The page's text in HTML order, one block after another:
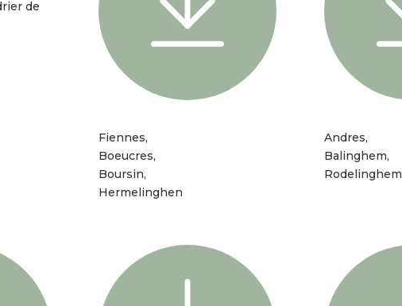
de
Fiennes,
Boeucres,
Boursin,
Hermelinghen
Andres,
Balinghem,
Rodelinghem